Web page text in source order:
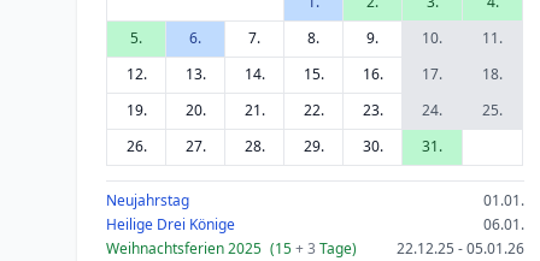
5.
6. 7. 8. 9. 10.
11.
12.
13. 14. 15. 16. 17.
18.
19.
20. 21. 22. 23. 24.
25.
26.
27. 28. 29. 30. 31.
Neujahrstag
01.01.
Heilige Drei Könige
06.01.
Weihnachtsferien 2025 (15+ 3 Tage)
22.12.25 - 05.01.26